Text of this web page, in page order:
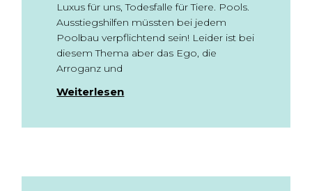
Luxus für uns, Todesfalle für Tiere. Pools.
Ausstiegshilfen müssten bei jedem
Poolbau verpflichtend sein! Leider ist bei
diesem Thema aber das Ego, die
Arroganz und
Weiterlesen